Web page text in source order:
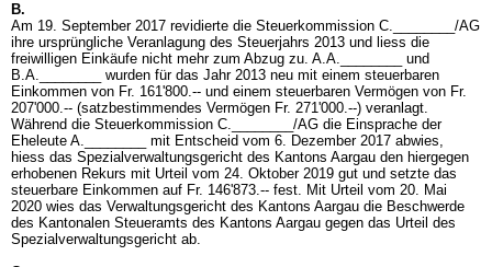
B.
Am 19. September 2017 revidierte die Steuerkommission C.________/AG
ihre ursprüngliche Veranlagung des Steuerjahrs 2013 und liess die
freiwilligen Einkäufe nicht mehr zum Abzug zu. A.A.________ und
B.A.________ wurden für das Jahr 2013 neu mit einem steuerbaren
Einkommen von Fr. 161'800.-- und einem steuerbaren Vermögen von Fr.
207'000.-- (satzbestimmendes Vermögen Fr. 271'000.--) veranlagt.
Während die Steuerkommission C.________/AG die Einsprache der
Eheleute A.________ mit Entscheid vom 6. Dezember 2017 abwies,
hiess das Spezialverwaltungsgericht des Kantons Aargau den hiergegen
erhobenen Rekurs mit Urteil vom 24. Oktober 2019 gut und setzte das
steuerbare Einkommen auf Fr. 146'873.-- fest. Mit Urteil vom 20. Mai
2020 wies das Verwaltungsgericht des Kantons Aargau die Beschwerde
des Kantonalen Steueramts des Kantons Aargau gegen das Urteil des
Spezialverwaltungsgericht ab.